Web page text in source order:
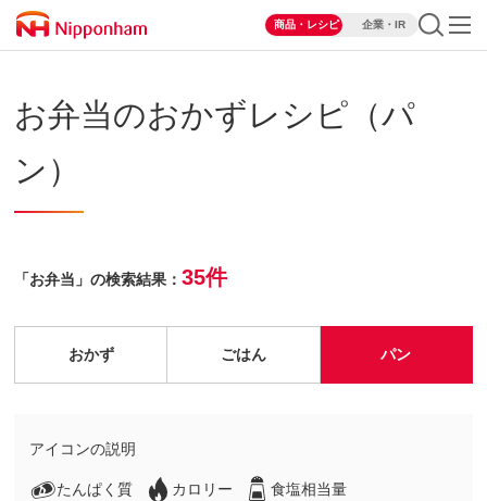
商品・レシピ 企業・IR
お弁当のおかずレシピ（パ
ン）
「お弁当」の検索結果：35件
おかず ごはん パン
アイコンの説明
たんぱく質 カロリー 食塩相当量